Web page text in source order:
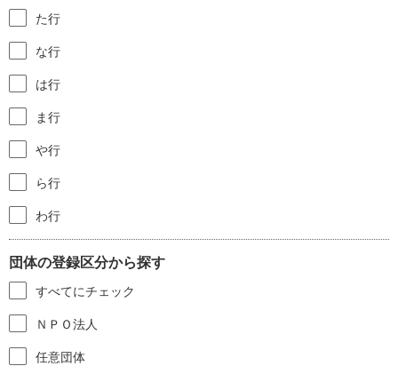
た行
な行
は行
ま行
や行
ら行
わ行
団体の登録区分から探す
すべてにチェック
ＮＰＯ法人
任意団体